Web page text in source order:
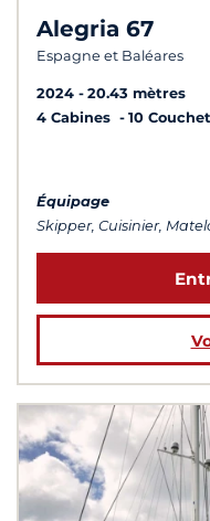
Alegria 67
Espagne et Baléares
2024
20.43 mètres
4 Cabines
10
Équipage
Skipper, Cuisinier,